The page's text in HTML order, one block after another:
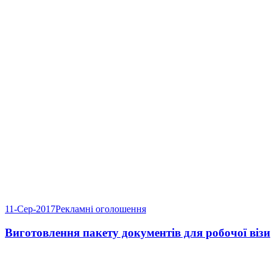
11-Сер-2017Рекламні оголошення
Виготовлення пакету документів для робочої візи